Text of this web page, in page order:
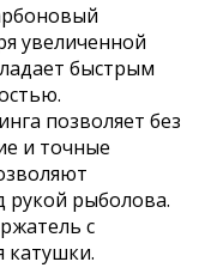
увеличенной
быстрым
позволяет без
и точные
рукой рыболова.
с
катушки.